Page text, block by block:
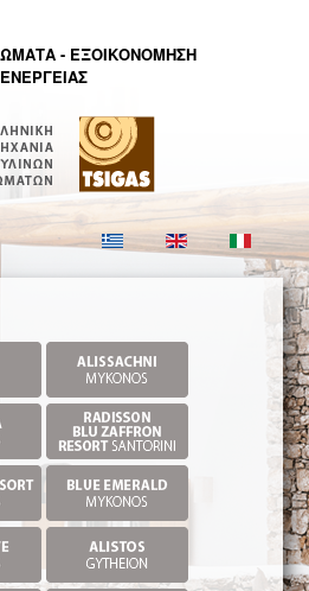
- ΕΞΟΙΚΟΝΟΜHΣΗ
ΕΝΕΡΓΕΙΑΣ